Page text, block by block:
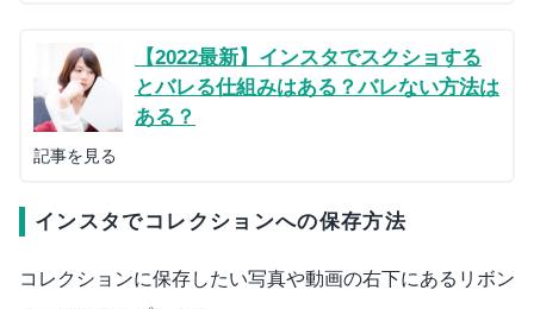
【2022最新】インスタでスクショする
とバレる仕組みはある？バレない方法は
ある？
記事を見る
インスタでコレクションへの保存方法
コレクションに保存したい写真や動画の右下にあるリボン